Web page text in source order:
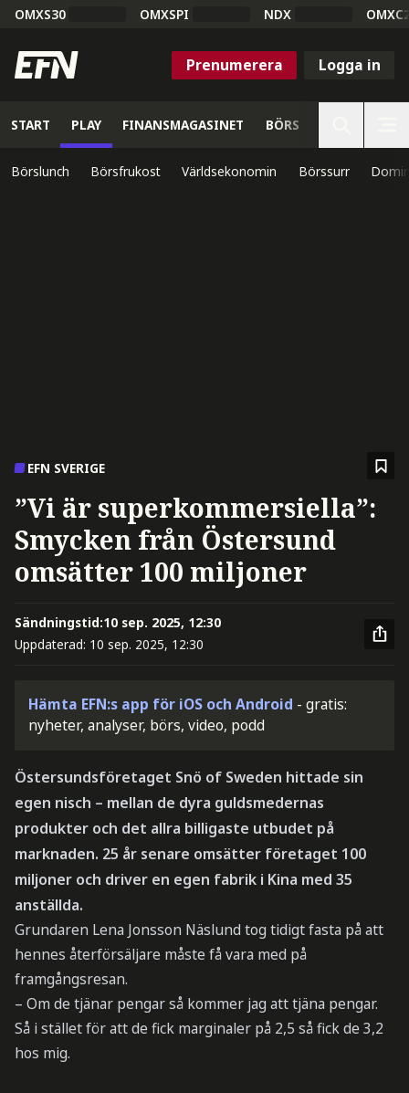
OMXS30 OMXSPI NDX
Prenumerera Logga in
START PLAY FINANSMAGASINET BÖRS
Börslunch Börsfrukost Världsekonomin Börssurr
EFN SVERIGE
”Vi är superkommersiella”:
Smycken från Östersund
omsätter 100 miljoner
Sändningstid:10 sep. 2025, 12:30
Uppdaterad: 10 sep. 2025, 12:30
Hämta EFN:s app för iOS och Android - gratis:
nyheter, analyser, börs, video, podd
Östersundsföretaget Snö of Sweden hittade sin
egen nisch – mellan de dyra guldsmedernas
produkter och det allra billigaste utbudet på
marknaden. 25 år senare omsätter företaget 100
miljoner och driver en egen fabrik i Kina med 35
anställda.
Grundaren Lena Jonsson Näslund tog tidigt fasta på att
hennes återförsäljare måste få vara med på
framgångsresan.
– Om de tjänar pengar så kommer jag att tjäna pengar.
Så i stället för att de fick marginaler på 2,5 så fick de 3,2
hos mig.